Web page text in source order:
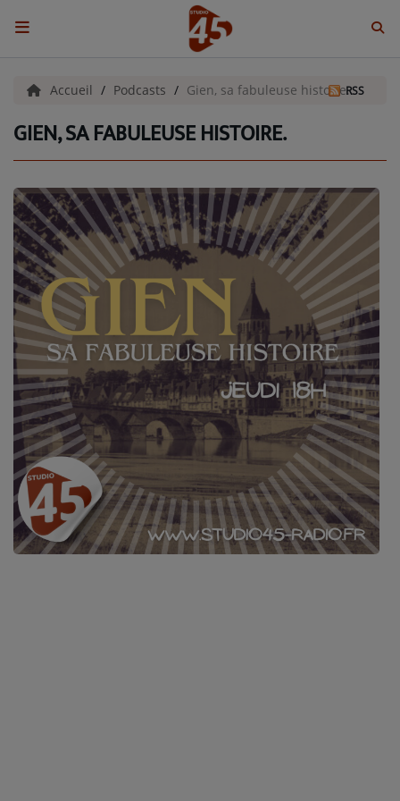
ACCUEIL
Emissions
GIEN, SA FABULEUSE HISTOIRE
GRAFFITI CINÉMA
LES ASSOCIÉS DU JOUR
LA CHRONIQUE ENVIRONNEMENTALE
LA CHRONIQUE MUSICALE
L'ÉNERGIE DES 9 ÉTOILES
MIXTAPE ADDICT RADIO SHOW
"SI ON CHANTAIT", L'ÉMISSION
SONS 2 DARONS
Accueil Podcasts Gien, sa fabuleuse histoire.RSS
GIEN, SA FABULEUSE HISTOIRE.